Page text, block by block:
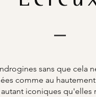
sans que cela
comme au
iconiques qu'elles